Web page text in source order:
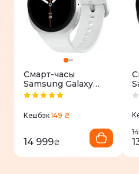
Смарт-часы
Samsung Galaxy
Watch8 40mm Silver
Кешбэк149 ₴
14 999₴